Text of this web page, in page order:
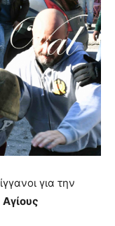
για την
Αγίους